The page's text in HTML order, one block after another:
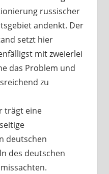
russischer
andenkt. Der
setzt hier
mit zweierlei
das Problem und
zu
trägt eine
deutschen
des deutschen